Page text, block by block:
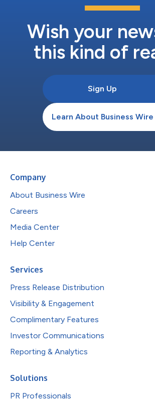
Wish your
this kind of
Sign Up
Learn About Business Wire
Company
About Business Wire
Careers
Media Center
Help Center
Services
Press Release Distribution
Visibility & Engagement
Complimentary Features
Investor Communications
Reporting & Analytics
Solutions
PR Professionals